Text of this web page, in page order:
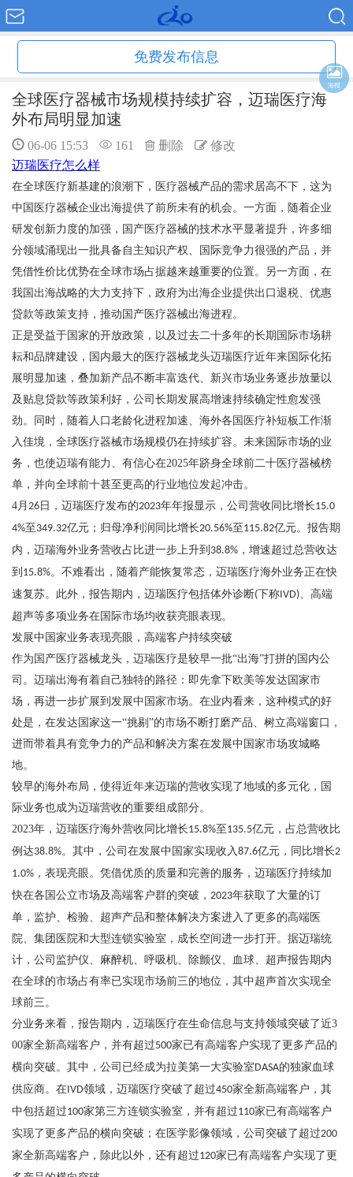
免费发布信息
全球医疗器械市场规模持续扩容，迈瑞医疗海
外布局明显加速
06-06 15:53 161 删除
修改
迈瑞医疗怎么样
在全球医疗新基建的浪潮下，医疗器械产品的需求居高不下，这为
中国医疗器械企业出海提供了前所未有的机会。一方面，随着企业
研发创新力度的加强，国产医疗器械的技术水平显著提升，许多细
分领域涌现出一批具备自主知识产权、国际竞争力很强的产品，并
凭借性价比优势在全球市场占据越来越重要的位置。另一方面，在
我国出海战略的大力支持下，政府为出海企业提供出口退税、优惠
贷款等政策支持，推动国产医疗器械出海进程。
正是受益于国家的开放政策，以及过去二十多年的长期国际市场耕
耘和品牌建设，国内最大的医疗器械龙头迈瑞医疗近年来国际化拓
展明显加速，叠加新产品不断丰富迭代、新兴市场业务逐步放量以
及贴息贷款等政策利好，公司长期发展高增速持续确定性愈发强
劲。同时，随着人口老龄化进程加速、海外各国医疗补短板工作渐
入佳境，全球医疗器械市场规模仍在持续扩容。未来国际市场的业
务，也使迈瑞有能力、有信心在2025年跻身全球前二十医疗器械榜
单，并向全球前十甚至更高的行业地位发起冲击。
4月 26 日，迈瑞医疗发布的2023年年报显示，公司营收同比增长15.0
4%至 349.32亿元；归母净利润同比增长20.56%至 115.82亿元。报告期
内，迈瑞海外业务营收占比进一步上升到 38.8% ，增速超过总营收达
到 15.8%。不难看出，随着产能恢复常态，迈瑞医疗海外业务正在快
速复苏。此外，报告期内，迈瑞医疗包括体外诊断(下称IVD)、高端
超声等多项业务在国际市场均收获亮眼表现。
发展中国家业务表现亮眼，高端客户持续突破
作为国产医疗器械龙头，迈瑞医疗是较早一批“出海”打拼的国内公
司。迈瑞出海有着自己独特的路径：即先拿下欧美等发达国家市
场，再进一步扩展到发展中国家市场。在业内看来，这种模式的好
处是，在发达国家这一“挑剔”的市场不断打磨产品、树立高端窗口，
进而带着具有竞争力的产品和解决方案在发展中国家市场攻城略
地。
较早的海外布局，使得近年来迈瑞的营收实现了地域的多元化，国
际业务也成为迈瑞营收的重要组成部分。
2023年，迈瑞医疗海外营收同比增长15.8%至 135.5亿元，占总营收比
例达38.8%。其中，公司在发展中国家实现收入87.6亿元，同比增长2
1.0% ，表现亮眼。凭借优质的质量和完善的服务，迈瑞医疗持续加
快在各国公立市场及高端客户群的突破， 2023年获取了大量的订
单，监护、检验、超声产品和整体解决方案进入了更多的高端医
院、集团医院和大型连锁实验室，成长空间进一步打开。据迈瑞统
计，公司监护仪、麻醉机、呼吸机、除颤仪、血球、超声报告期内
在全球的市场占有率已实现市场前三的地位，其中超声首次实现全
球前三。
分业务来看，报告期内，迈瑞医疗在生命信息与支持领域突破了近3
00家全新高端客户，并有超过500家已有高端客户实现了更多产品的
横向突破。其中，公司已经成为拉美第一大实验室DASA的独家血球
供应商。在IVD领域，迈瑞医疗突破了超过450家全新高端客户，其
中包括超过100家第三方连锁实验室，并有超过110家已有高端客户
实现了更多产品的横向突破；在医学影像领域，公司突破了超过200
家全新高端客户，除此以外，还有超过120家已有高端客户实现了更
海报